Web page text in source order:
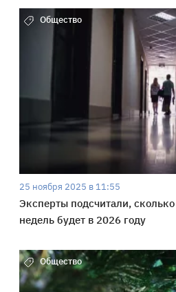
Общество
25 ноября 2025 в 11:55
Эксперты подсчитали,
недель будет в 2026 году
Общество